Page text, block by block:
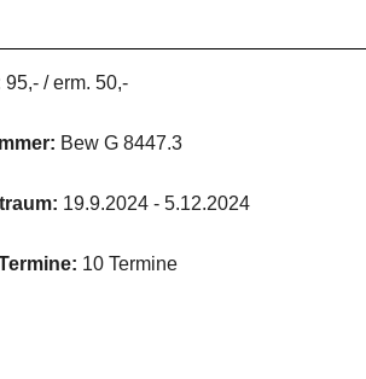
95,- / erm. 50,-
Bew G 8447.3
19.9.2024 - 5.12.2024
10 Termine